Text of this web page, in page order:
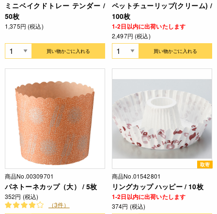
ミニベイクドトレー テンダー /
50枚
1,375円 (税込)
買い物かごに入れる
ペットチューリップ(クリーム) /
100枚
1-2日以内に出荷いたします
2,497円 (税込)
買い物かごに入れる
商品No.00309701
パネトーネカップ（大） / 5枚
352円 (税込)
（3件）
取寄
商品No.01542801
リングカップ ハッピー / 10枚
1-2日以内に出荷いたします
374円 (税込)